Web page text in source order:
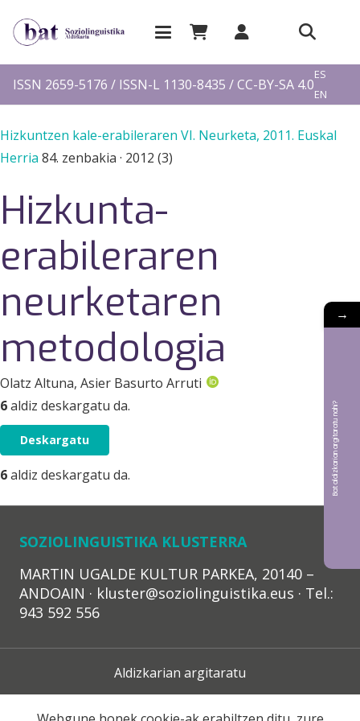
ISSN 2659-5176 / ISSN-L 1130-8435 / CC-BY-SA 4.0
ES
EN
Hizkuntzen kale-erabileraren VI. Neurketa, 2011. Euskal
Herria 84. zenbakia · 2012 (3)
Hizkunta-
erabileraren
neurketaren
metodologia
Olatz Altuna, Asier Basurto Arruti
6aldiz deskargatu da.
Deskargatu
6aldiz deskargatu da.
SOZIOLINGUISTIKA KLUSTERRA
MARTIN UGALDE KULTUR PARKEA, 20140 –
ANDOAIN · kluster@soziolinguistika.eus · Tel.:
943 592 556
Aldizkarian argitaratu
Lege Oharra
→
Bat aldizkarian argitaratu nahi?